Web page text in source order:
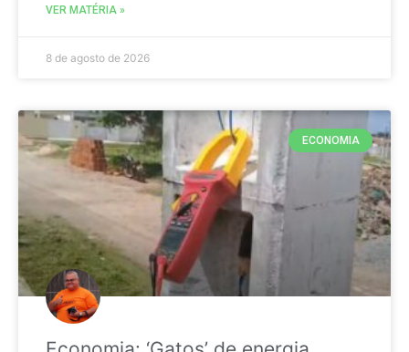
VER MATÉRIA »
8 de agosto de 2026
ECONOMIA